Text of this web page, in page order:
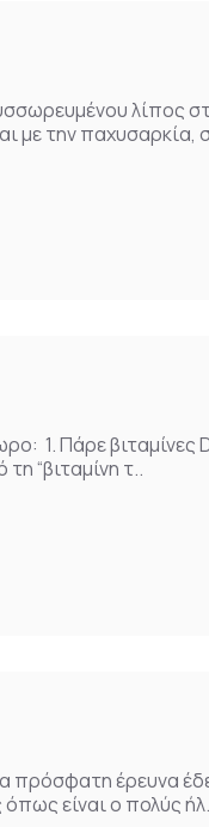
λίπος
με την παχυσαρκία,
1. Πάρε βιταμίνες
“βιταμίνη τ..
πρόσφατη έρευνα
είναι ο πολύς